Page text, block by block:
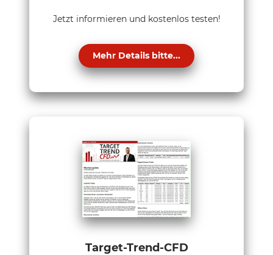
Jetzt informieren und kostenlos testen!
Mehr Details bitte...
Target-Trend-CFD